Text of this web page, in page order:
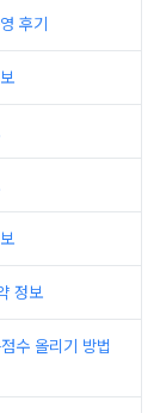
후기
정보
수 올리기 방법